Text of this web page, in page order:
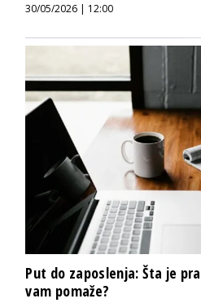
30/05/2026 | 12:00
Put do zaposlenja: Šta je
vam pomaže?